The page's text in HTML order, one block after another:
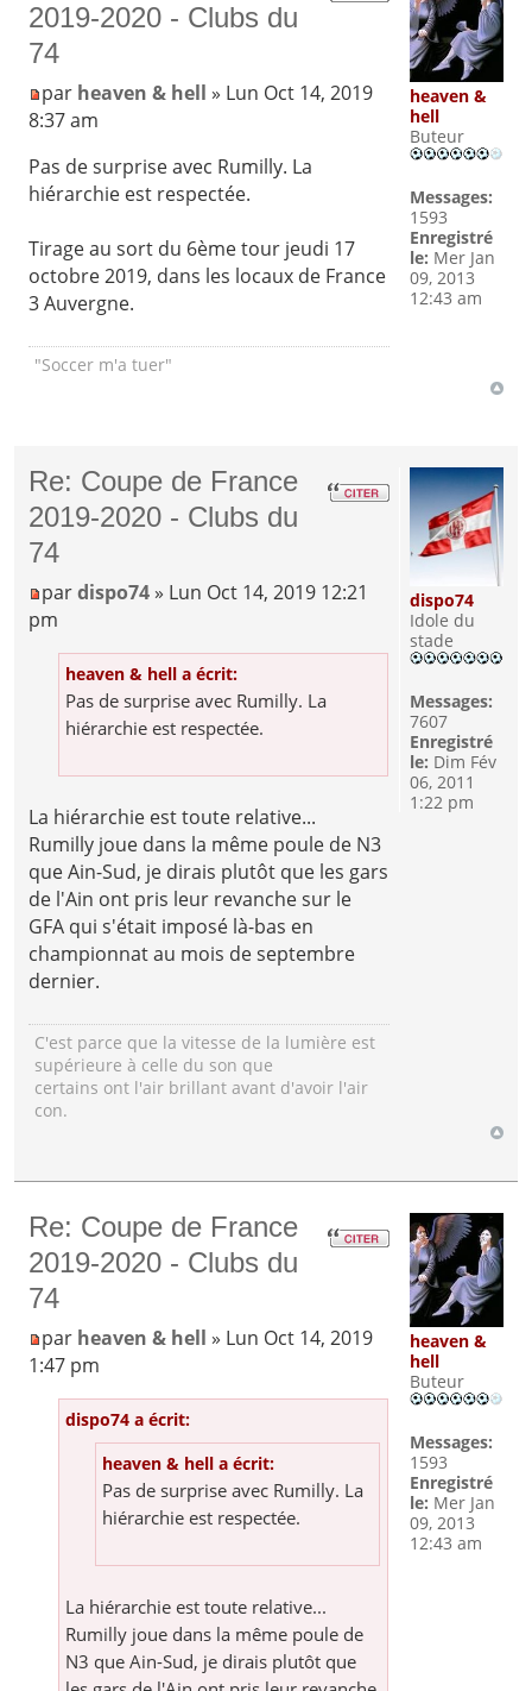
2019-2020 - Clubs du
74
par heaven & hell » Lun Oct 14, 2019
8:37 am
Pas de surprise avec Rumilly. La
hiérarchie est respectée.
Tirage au sort du 6ème tour jeudi 17
octobre 2019, dans les locaux de France
3 Auvergne.
"Soccer m'a tuer"
heaven &
hell
Buteur
Messages:
1593
Enregistré
le: Mer Jan
09, 2013
12:43 am
Re: Coupe de France
2019-2020 - Clubs du
74
pardispo74 » Lun Oct 14, 2019 12:21
pm
heaven & hell a écrit:
Pas de surprise avec Rumilly. La
hiérarchie est respectée.
La hiérarchie est toute relative...
Rumilly joue dans la même poule de N3
que Ain-Sud, je dirais plutôt que les gars
de l'Ain ont pris leur revanche sur le
GFA qui s'était imposé là-bas en
championnat au mois de septembre
dernier.
C'est parce que la vitesse de la lumière est
supérieure à celle du son que
certains ont l'air brillant avant d'avoir l'air
con.
dispo74
Idole du
stade
Messages:
7607
Enregistré
le: Dim Fév
06, 2011
1:22 pm
Re: Coupe de France
2019-2020 - Clubs du
74
par heaven & hell » Lun Oct 14, 2019
1:47 pm
dispo74 a écrit:
heaven & hell a écrit:
Pas de surprise avec Rumilly. La
hiérarchie est respectée.
La hiérarchie est toute relative...
Rumilly joue dans la même poule de
N3 que Ain-Sud, je dirais plutôt que
heaven &
hell
Buteur
Messages:
1593
Enregistré
le: Mer Jan
09, 2013
12:43 am